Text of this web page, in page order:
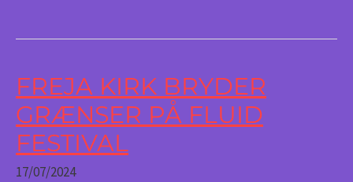
FREJA KIRK BRYDER
GRÆNSER PÅ FLUID
FESTIVAL
17/07/2024
Freja
Kirk
bryder
grænser
på